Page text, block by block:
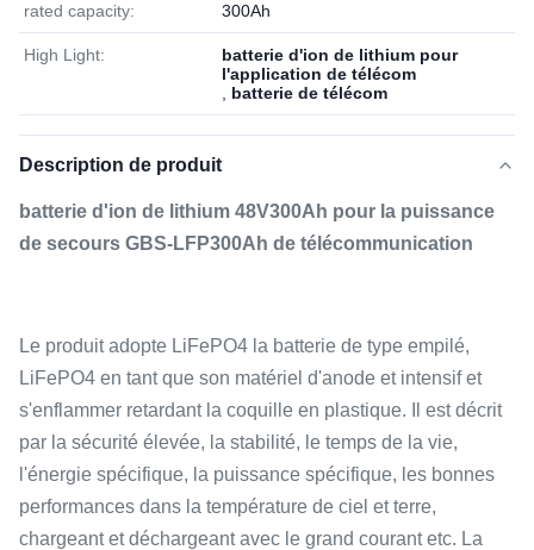
rated capacity: 300Ah
High Light:
batterie d'ion de lithium pour
l'application de télécom
batterie de télécom
Description de produit
batterie d'ion de lithium 48V300Ah pour la puissance
de secours GBS-LFP300Ah de télécommunication
Le produit adopte LiFePO4 la batterie de type empilé,
LiFePO4 en tant que son matériel d'anode et intensif et
s'enflammer retardant la coquille en plastique. Il est décrit
par la sécurité élevée, la stabilité, le temps de la vie,
l'énergie spécifique, la puissance spécifique, les bonnes
performances dans la température de ciel et terre,
chargeant et déchargeant avec le grand courant etc. La